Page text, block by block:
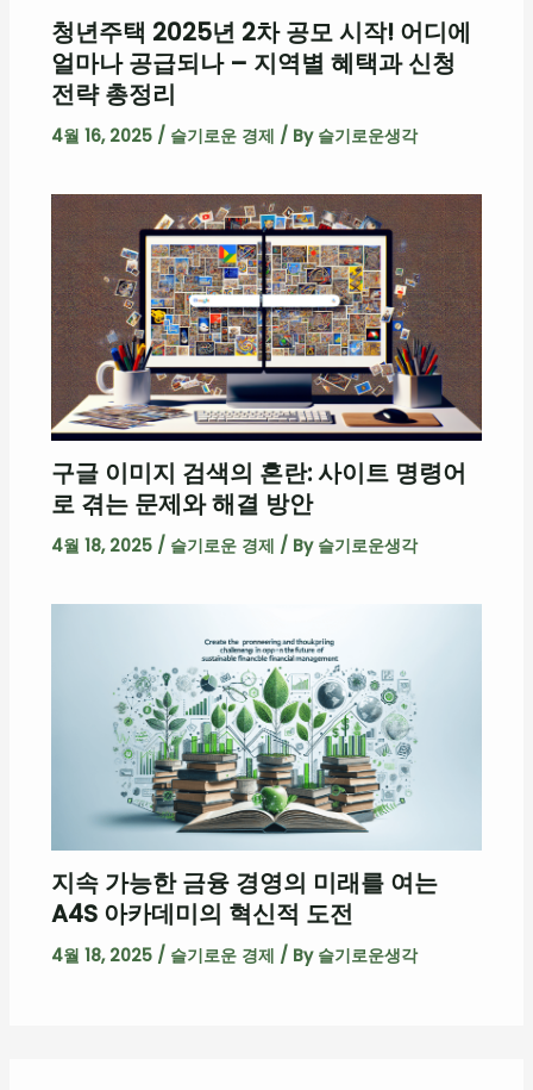
청년주택 2025년 2차 공모 시작! 어디에
얼마나 공급되나 – 지역별 혜택과 신청
전략 총정리
4월 16, 2025 / 슬기로운 경제 / By 슬기로운생각
구글 이미지 검색의 혼란: 사이트 명령어
로 겪는 문제와 해결 방안
4월 18, 2025 / 슬기로운 경제 / By 슬기로운생각
지속 가능한 금융 경영의 미래를 여는
A4S 아카데미의 혁신적 도전
4월 18, 2025 / 슬기로운 경제 / By 슬기로운생각